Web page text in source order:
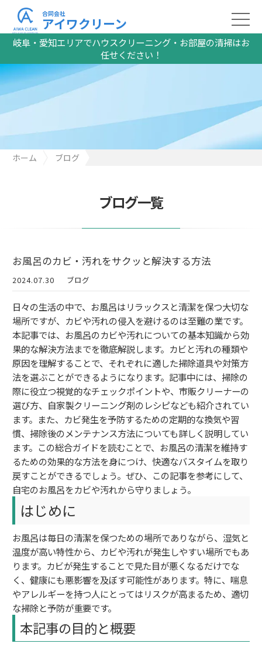
岐阜・愛知エリアでハウスクリーニング・お部屋の清掃はお
任せください！
合同会社
アイワクリーン
ホーム
ブログ
ブログ一覧
お風呂のカビ・汚れをサクッと解決する方法
2024.07.30 ブログ
日々の生活の中で、お風呂はリラックスと清潔を保つ大切な
場所ですが、カビや汚れの侵入を避けるのは至難の業です。
本記事では、お風呂のカビや汚れについての基本知識から効
果的な解決方法までを徹底解説します。カビと汚れの種類や
原因を理解することで、それぞれに適した掃除道具や対策方
法を選ぶことができるようになります。記事中には、掃除の
際に役立つ視覚的なチェックポイントや、市販クリーナーの
選び方、自家製クリーニング剤のレシピなども紹介されてい
ます。また、カビ発生を予防するための定期的な換気や習
慣、掃除後のメンテナンス方法についても詳しく説明してい
ます。この総合ガイドを読むことで、お風呂の清潔を維持す
るための効果的な方法を身につけ、快適なバスタイムを取り
戻すことができるでしょう。ぜひ、この記事を参考にして、
自宅のお風呂をカビや汚れから守りましょう。
はじめに
お風呂は毎日の清潔を保つための場所でありながら、湿気と
温度が高い特性から、カビや汚れが発生しやすい場所でもあ
ります。カビが発生することで見た目が悪くなるだけでな
く、健康にも悪影響を及ぼす可能性があります。特に、喘息
やアレルギーを持つ人にとってはリスクが高まるため、適切
な掃除と予防が重要です。
本記事の目的と概要